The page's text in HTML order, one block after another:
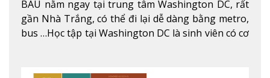
BAU nằm ngay tại trung tâm Washington DC, rất
gần Nhà Trắng, có thể đi lại dễ dàng bằng metro,
bus …Học tập tại Washington DC là sinh viên có cơ